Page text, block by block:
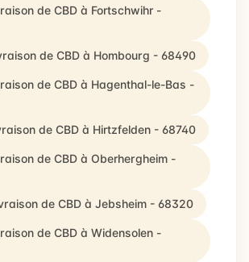
de CBD à Fortschwihr -
de CBD à Hombourg - 68490
de CBD à Hagenthal-le-Bas -
de CBD à Hirtzfelden - 68740
de CBD à Oberhergheim -
de CBD à Jebsheim - 68320
de CBD à Widensolen -